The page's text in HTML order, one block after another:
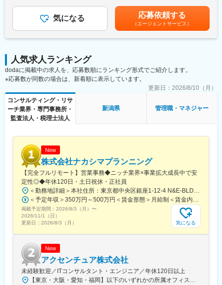
2015年から開始した組織風土改革“Project PRIDE”により、有給取
得率は84％、女性比率も30.4％へ増加。離職率が半減し、残業時
間減少等改善が進んでいます。制度面では「18時以降の会議原則
を実施。仕事とプライベートともに充実させ、生産性向上を生む
ツール共有・活用を奨励する等の意識向上に繋がっています。
変更の範囲：会社の定める業務
メンバーマネジメント
レポートライン：執行役員／Data-Informed事業本部 副本部長直
下
業務の進め方は経営幹部と共に策定～実行できる環境です
どのような実行プランを策定するかの裁量があり、自ら計画～実
行までができます
将来的なキャリアパスは、経験を活かして事業推進のリーダーや
はお任せしたいと考えております。
■働き方
多様なメンバーがプロフェッショナルとして成果を最大化するた
めの手段として、フルリモート制度が定着しています。自分自身
のライフスタイルに合わせた柔軟で自律的な働き方が可能です。
■「分析」にとどまらず「実行と成果」まで伴走。社会課題解決に
も貢献する確かな実績
いを導き出し、仮説構築から現場での施策実行までを一気通貫で
伴走支援します。実際に、多くのコンサルティングファーム出身
者が「実行まで伴走できる仕事のやりがい」に惹かれて同社を選
んでおり、目に見える事業成果創出に直接コミットできます。
を通じて上下する可能性があります。月給(月額)は固定手当を含め
た表記です。気になる 応募依頼する
（エージェントサービス）
人気求人ランキング
dodaに掲載中の求人を、応募数順にランキング形式でご紹介します。
※応募数が同数の場合は、新着順に表示しています。
更新日： 2026/8/10（月）
コンサルティング・リサ
ーチ業界・専門事務所・
監査法人・税理士法人
新潟県 管理職・マネジャー
New
株式会社ナカシマプランニング
【完全フルリモート】営業事務◆ニッチ業界×事業拡大成長中で安
定性◎◆年休120日・土日祝休・正社員
＜勤務地詳細＞本社住所：東京都中央区銀座1-12-4 N&E-BLD.7階受動喫煙対策：屋内全面禁煙変更の範囲：会社の定める事業所
＜予定年収＞350万円～500万円＜賃金形態＞月給制＜賃金内訳＞月額（基本給）：220,000円～270,000円＜月給＞220,000円～270,000円＜昇給有無＞有＜残業手当＞有＜給与補足＞■賞与：あり■昇給：あり賃金はあくまでも目安の金額であり、選考を通じて上下する可能性があります。月給(月額)は固定手当を含めた表記です。
掲載予定期間： 2026/8/3（月） 〜
2026/11/1（日）
更新日： 2026/8/3（月） 気になる
New
アクセンチュア株式会社
未経験歓迎／ITコンサルタント・エンジニア／年休120日以上
【東京・大阪・愛知・福岡】以下のいずれかの所属オフィスもしくは各エリアのプロジェクト先 所属オフィス：■赤坂インターシティ■関西オフィス■アクセンチュア・アドバンスト・テクノロジーセンター名古屋■福岡オフィス※詳細は勤務地一覧よりご覧いただけます。※所属オフィスを問わずプロジェクトにより、国内出張、海外出張の可能性があります【魅力ポイント│世界の知恵を活用】世界中のベストプラクティスがデータベースに集約されており、数多くの事例や社員の知恵を活用できます。日本では前例のない案件でも、世界各国の社員からオンライン・オフライン（海外出張）問わず、気軽にアドバイスを受けることができます。★ この求人のPOINT ★￣￣V￣￣￣￣￣￣￣￣￣＃世界約78万人規模の大手基盤で安定性◎若手から裁量大きく挑戦・成長できる環境＃土日祝休／連続5日以上の休暇取得も可能！／フルフレックス（コアタイムなし）＃コンサル・IT未経験者向けの手厚い研修◎／メンター制度もあるため安心してチャレンジOK！